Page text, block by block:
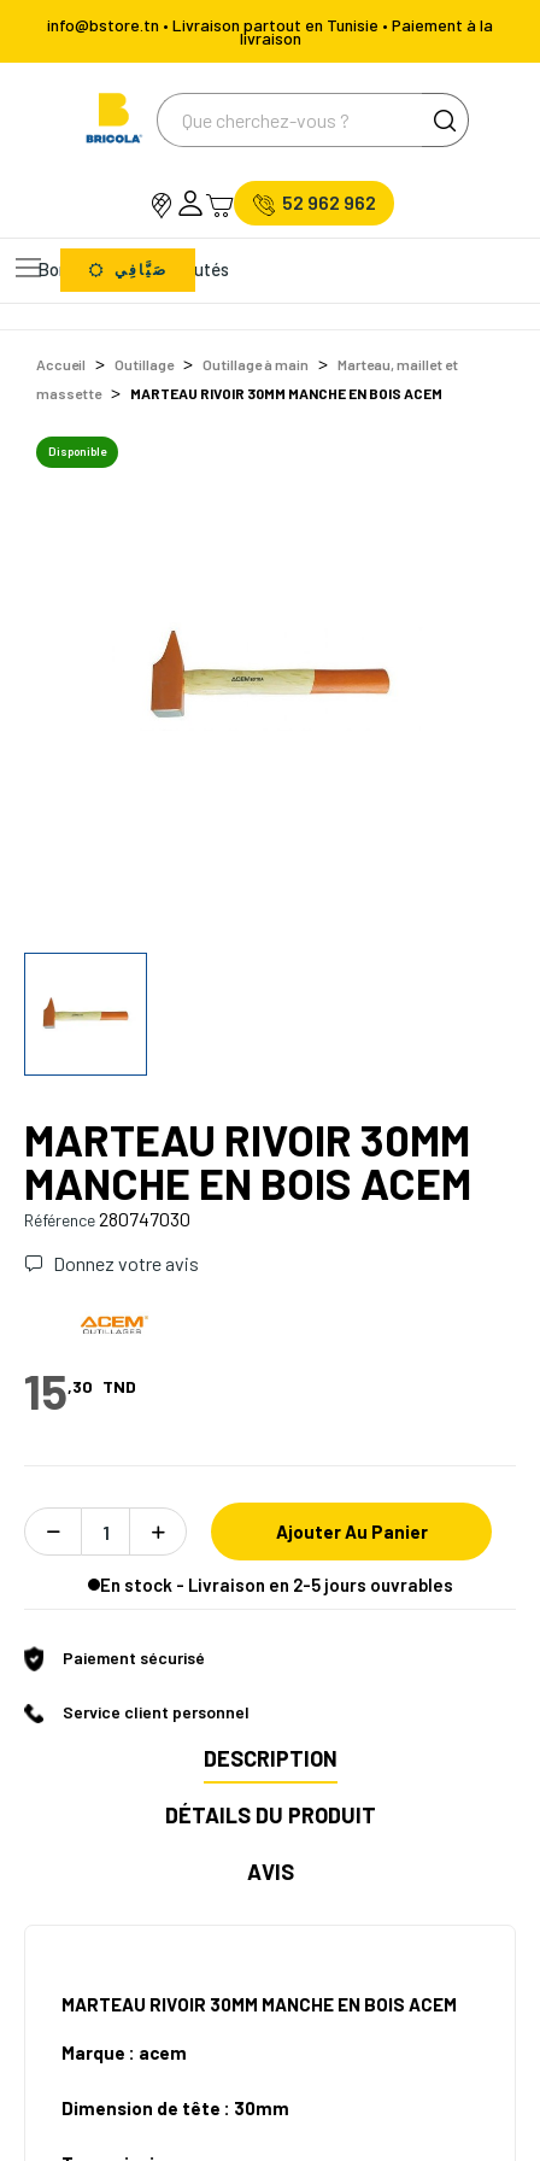
info@bstore.tn • Livraison partout en Tunisie • Paiement à la
livraison
52 962 962
Bons Plans Nouveautés
صَيَّافِي
Accueil Outillage Outillage à main
Marteau, maillet et
massette
MARTEAU RIVOIR 30MM MANCHE EN BOIS ACEM
Disponible
MARTEAU RIVOIR 30MM
MANCHE EN BOIS ACEM
Référence280747030
Donnez votre avis
15,30 TND
Ajouter Au Panier
En stock - Livraison en 2-5 jours ouvrables
Paiement sécurisé
Service client personnel
DESCRIPTION
DÉTAILS DU PRODUIT
AVIS
MARTEAU RIVOIR 30MM MANCHE EN BOIS ACEM
Marque : acem
Dimension de tête : 30mm